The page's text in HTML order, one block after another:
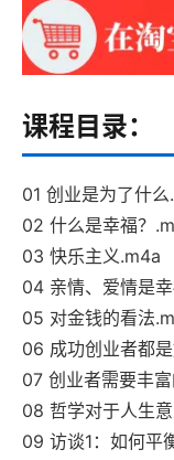
课程目录：
01 创业是为了什
02 什么是幸福？
03 快乐主义.m4a
04 亲情、爱情是
05 对金钱的看法
06 成功创业者都
07 创业者需要丰
08 哲学对于人生
09 访谈1：如何平